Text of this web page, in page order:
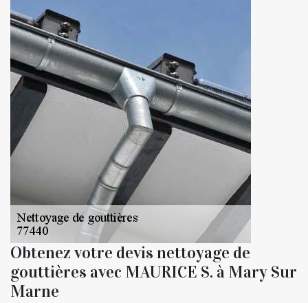
Obtenez votre devis nettoyage de
gouttières avec MAURICE S. à Mary Sur
Marne